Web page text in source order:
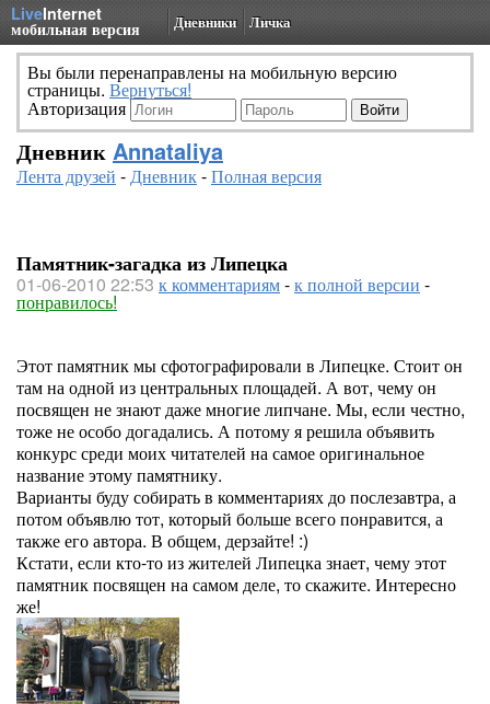
LiveInternet
мобильная версия Дневники Личка
Вы были перенаправлены на мобильную версию
страницы. Вернуться!
Авторизация
Дневник Annataliya
Лента друзей -Дневник-Полная версия
Памятник-загадка из Липецка
01-06-2010 22:53 к комментариям-к полной версии -
понравилось!
Этот памятник мы сфотографировали в Липецке. Стоит он
там на одной из центральных площадей. А вот, чему он
посвящен не знают даже многие липчане. Мы, если честно,
тоже не особо догадались. А потому я решила объявить
конкурс среди моих читателей на самое оригинальное
название этому памятнику.
Варианты буду собирать в комментариях до послезавтра, а
потом объявлю тот, который больше всего понравится, а
также его автора. В общем, дерзайте! :)
Кстати, если кто-то из жителей Липецка знает, чему этот
памятник посвящен на самом деле, то скажите. Интересно
же!